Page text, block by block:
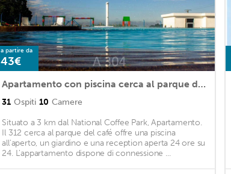
a partire da
43€
Apartamento con piscina cerca al parque del café
31 Ospiti 10 Camere
Situato a 3 km dal National Coffee Park, Apartamento.
Il 312 cerca al parque del café offre una piscina
all'aperto, un giardino e una reception aperta 24 ore su
24. L'appartamento dispone di connessione ...